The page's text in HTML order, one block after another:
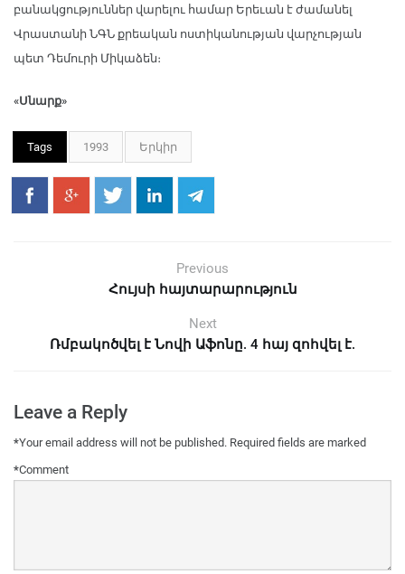
բանակցություններ վարելու համար Երեւան է ժամանել
Վրաստանի ՆԳՆ քրեական ոստիկանության վարչության
պետ Դեմուրի Միկաձեն։
«Սնարք»
Tags 1993 Երկիր
Previous
Հույսի հայտարարություն
Next
Ռմբակոծվել է Նովի Աֆոնը. 4 հայ զոհվել է.
Leave a Reply
Your email address will not be published. Required fields are marked
*
Comment
*